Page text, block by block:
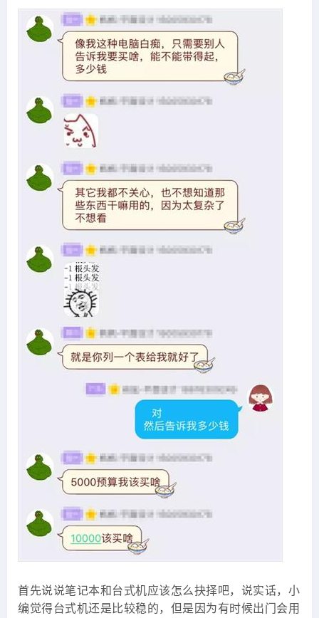
首先说说笔记本和台式机应该怎么抉择吧，说实话，小
编觉得台式机还是比较稳的，但是因为有时候出门会用